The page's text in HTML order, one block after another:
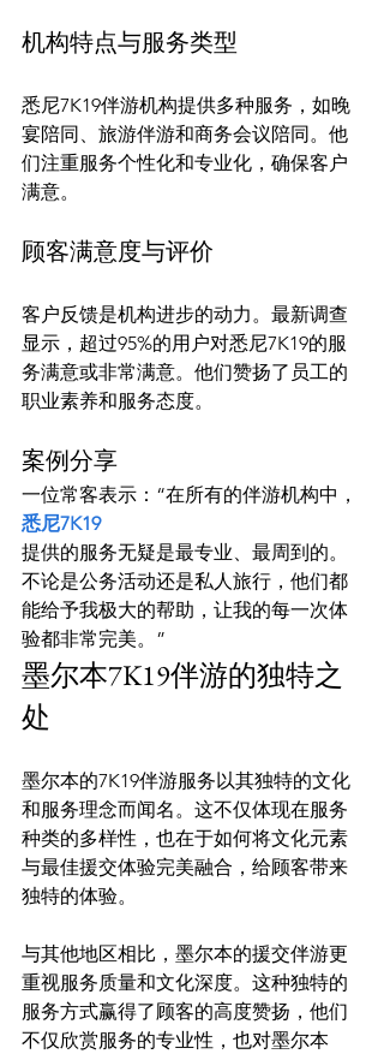
机构特点与服务类型
悉尼7K19伴游机构提供多种服务，如晚
宴陪同、旅游伴游和商务会议陪同。他
们注重服务个性化和专业化，确保客户
顾客满意度与评价
客户反馈是机构进步的动力。最新调查
显示，超过95%的用户对悉尼7K19的服
务满意或非常满意。他们赞扬了员工的
案例分享
一位常客表示：“在所有的伴游机构中，
悉尼7K19
提供的服务无疑是最专业、最周到的。
不论是公务活动还是私人旅行，他们都
能给予我极大的帮助，让我的每一次体
验都非常完美。”
墨尔本7K19伴游的独特之
处
墨尔本的7K19伴游服务以其独特的文化
和服务理念而闻名。这不仅体现在服务
种类的多样性，也在于如何将文化元素
与最佳援交体验完美融合，给顾客带来
独特的体验。
与其他地区相比，墨尔本的援交伴游更
重视服务质量和文化深度。这种独特的
服务方式赢得了顾客的高度赞扬，他们
不仅欣赏服务的专业性，也对墨尔本